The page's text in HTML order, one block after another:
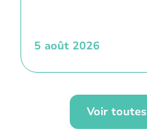
5 août 2026
Voir